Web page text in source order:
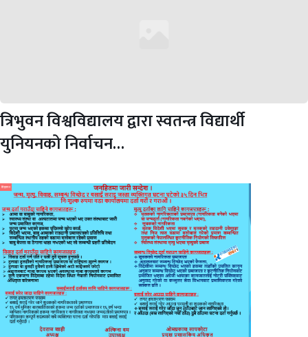
त्रिभुवन विश्वविद्यालय द्वारा स्वतन्त्र विद्यार्थी
युनियनको निर्वाचन…
विज्ञापन